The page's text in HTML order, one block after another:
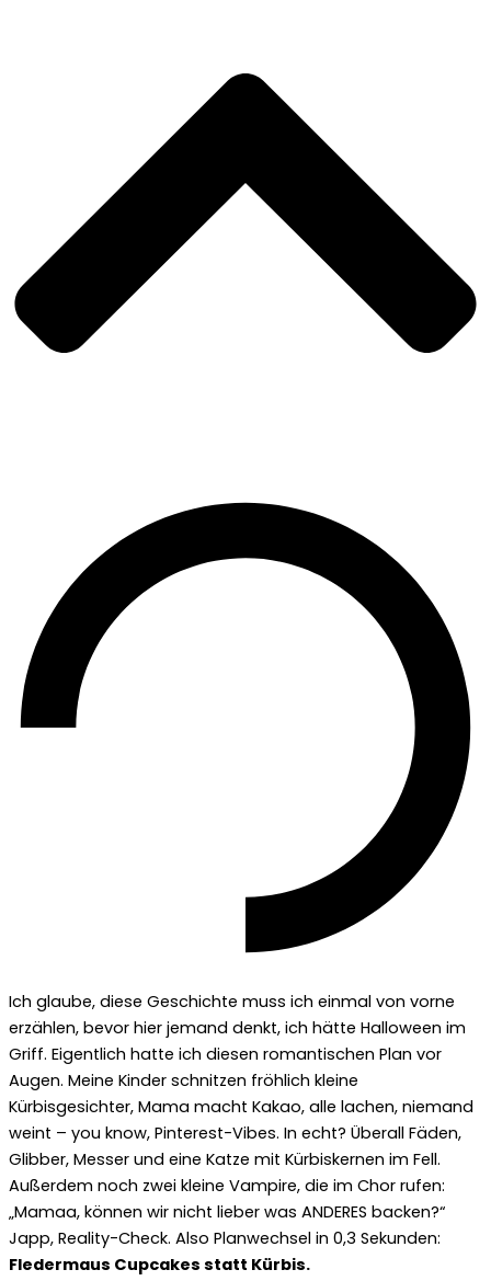
Ich glaube, diese Geschichte muss ich einmal von vorne
erzählen, bevor hier jemand denkt, ich hätte Halloween im
Griff. Eigentlich hatte ich diesen romantischen Plan vor
Augen. Meine Kinder schnitzen fröhlich kleine
Kürbisgesichter, Mama macht Kakao, alle lachen, niemand
weint – you know, Pinterest-Vibes. In echt? Überall Fäden,
Glibber, Messer und eine Katze mit Kürbiskernen im Fell.
Außerdem noch zwei kleine Vampire, die im Chor rufen:
„Mamaa, können wir nicht lieber was ANDERES backen?“
Japp, Reality-Check. Also Planwechsel in 0,3 Sekunden:
Fledermaus Cupcakes statt Kürbis.